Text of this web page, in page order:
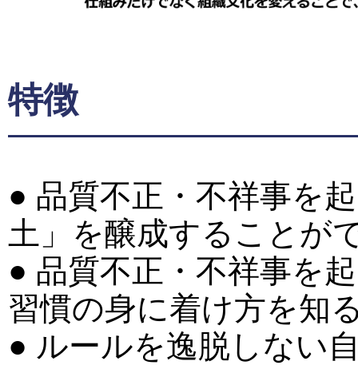
特徴
● 品質不正・不祥事を
土」を醸成することが
● 品質不正・不祥事を
習慣の身に着け方を知
● ルールを逸脱しない